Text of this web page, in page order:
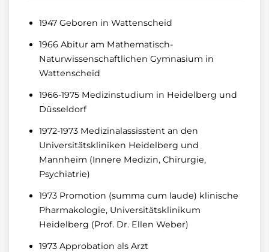
1947 Geboren in Wattenscheid
1966 Abitur am Mathematisch-
Naturwissenschaftlichen Gymnasium in
Wattenscheid
1966-1975 Medizinstudium in Heidelberg und
Düsseldorf
1972-1973 Medizinalassisstent an den
Universitätskliniken Heidelberg und
Mannheim (Innere Medizin, Chirurgie,
Psychiatrie)
1973 Promotion (summa cum laude) klinische
Pharmakologie, Universitätsklinikum
Heidelberg (Prof. Dr. Ellen Weber)
1973 Approbation als Arzt